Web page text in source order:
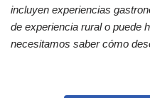
incluyen experiencias
de experiencia rural o puede
necesitamos saber cómo